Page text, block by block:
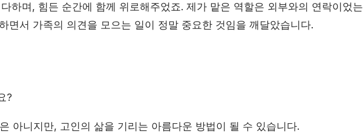
하며, 힘든 순간에 함께 위로해주었죠. 제가 맡은 역할은 외부와의 연락이었는
면서 가족의 의견을 모으는 일이 정말 중요한 것임을 깨달았습니다.
?
아니지만, 고인의 삶을 기리는 아름다운 방법이 될 수 있습니다.